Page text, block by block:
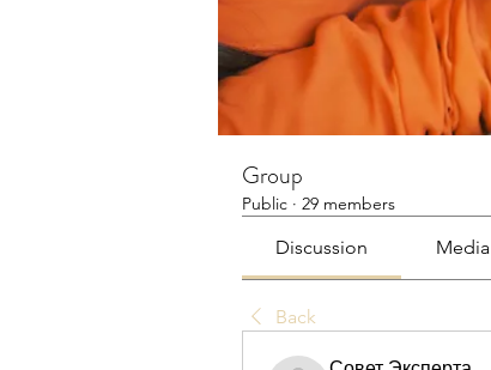
Group
Public · 29 members
Discussion Media
Back